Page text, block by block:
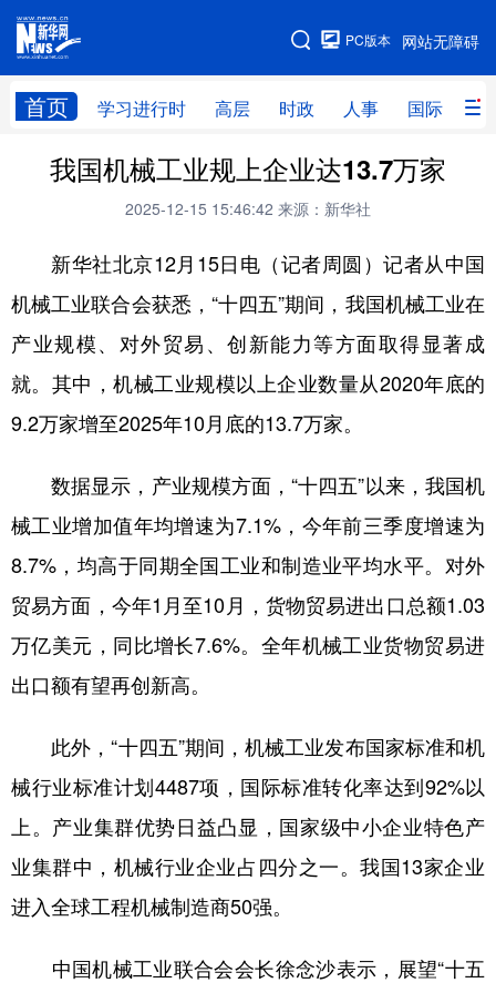
网站无障碍
PC版本
首页 学习进行时 高层 时政 人事 国际 财
网站地图
学习进行时 高层 时政 人事
财经 网评
台湾 思客智库 全球连线 教育
科技 科创 量子 体育
文化 书画 健康 军事
访谈 视频 图片 政务
食品 人居 信息化 数字经济
学术中国 乡村振兴 银龄 溯源中国
彩票 娱乐 时尚 悦读
公益 一带一路
地方频道
北京 天津 河北 山西
辽宁 吉林
我国机械工业规上企业达13.7万家
2025-12-15 15:46:42 来源：新华社
新华社北京12月15日电（记者周圆）记者从中国
机械工业联合会获悉，“十四五”期间，我国机械工业在
产业规模、对外贸易、创新能力等方面取得显著成
就。其中，机械工业规模以上企业数量从2020年底的
9.2万家增至2025年10月底的13.7万家。
数据显示，产业规模方面，“十四五”以来，我国机
械工业增加值年均增速为7.1%，今年前三季度增速为
8.7%，均高于同期全国工业和制造业平均水平。对外
贸易方面，今年1月至10月，货物贸易进出口总额1.03
万亿美元，同比增长7.6%。全年机械工业货物贸易进
出口额有望再创新高。
此外，“十四五”期间，机械工业发布国家标准和机
械行业标准计划4487项，国际标准转化率达到92%以
上。产业集群优势日益凸显，国家级中小企业特色产
业集群中，机械行业企业占四分之一。我国13家企业
进入全球工程机械制造商50强。
中国机械工业联合会会长徐念沙表示，展望“十五